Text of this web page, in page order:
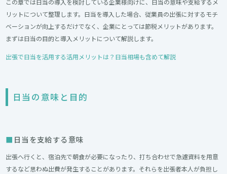
リットについて整理します。日当を導入した場合、従業員の出張に対するモチ
ベーションが向上するだけでなく、企業にとっては節税メリットがあります。
まずは日当の目的と導入メリットについて解説します。
出張で日当を活用する活用メリットは？日当相場も含めて解説
日当の意味と目的
日当を支給する意味
出張へ行くと、宿泊先で朝食が必要になったり、打ち合わせで急遽資料を用意
するなど思わぬ出費が発生することがあります。それらを出張者本人が負担し